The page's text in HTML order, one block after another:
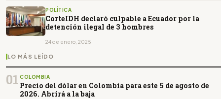
POLÍTICA
CorteIDH declaró culpable a Ecuador por la
detención ilegal de 3 hombres
24 de enero, 2025
LO MÁS LEÍDO
01 COLOMBIA
Precio del dólar en Colombia para este 5 de agosto de
2026. Abrirá a la baja